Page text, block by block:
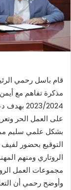
قام باسل رحمي
2023/
على العمل الحر
بشكل علمي سليم
التوقيع بحضور
الروتاري ومنهم
مجموعات العمل الروتارية
وأوضح رحمي أن